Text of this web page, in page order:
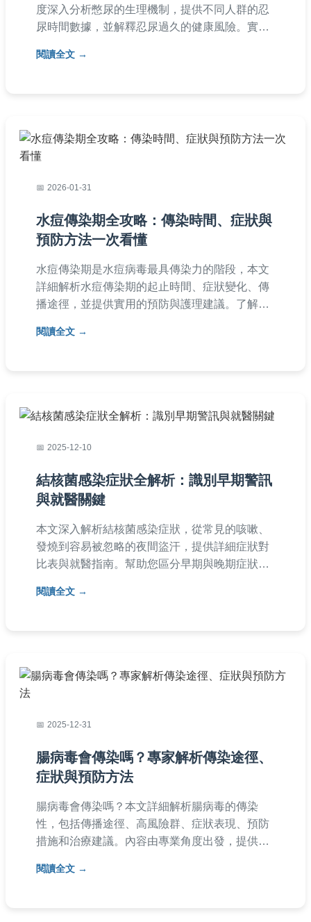
度深入分析憋尿的生理機制，提供不同人群的忍
尿時間數據，並解釋忍尿過久的健康風險。實用
蓋常見問答與個人經驗分享。
閱讀全文
2026-01-31
水痘傳染期全攻略：傳染時間、症狀與
預防方法一次看懂
水痘傳染期是水痘病毒最具傳染力的階段，本文
詳細解析水痘傳染期的起止時間、症狀變化、傳
播途徑，並提供實用的預防與護理建議。了解如
期到康復的關鍵知識完整收錄。
閱讀全文
2025-12-10
結核菌感染症狀全解析：識別早期警訊
與就醫關鍵
本文深入解析結核菌感染症狀，從常見的咳嗽、
發燒到容易被忽略的夜間盜汗，提供詳細症狀對
比表與就醫指南。幫助您區分早期與晚期症狀，
病。
閱讀全文
2025-12-31
腸病毒會傳染嗎？專家解析傳染途徑、
症狀與預防方法
腸病毒會傳染嗎？本文詳細解析腸病毒的傳染
性，包括傳播途徑、高風險群、症狀表現、預防
措施和治療建議。內容由專業角度出發，提供實
家人健康。針對常見問題如腸病毒潛伏期、傳染
閱讀全文